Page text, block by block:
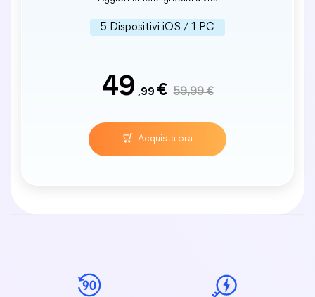
5 Dispositivi iOS / 1 PC
49 ,99 € 59,99 €
Acquista ora